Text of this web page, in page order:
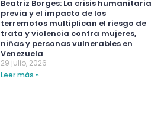
Beatriz Borges: La crisis humanitaria
previa y el impacto de los
terremotos multiplican el riesgo de
trata y violencia contra mujeres,
niñas y personas vulnerables en
Venezuela
29 julio, 2026
Leer más »